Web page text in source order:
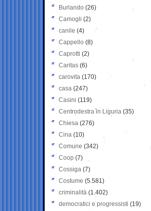
Burlando (26)
Camogli (2)
canile (4)
Cappello (8)
Caprotti (2)
Caritas (6)
carovita (170)
casa (247)
Casini (119)
Centrodestra in Liguria (35)
Chiesa (276)
Cina (10)
Comune (342)
Coop (7)
Cossiga (7)
Costume (5.581)
criminalità (1.402)
democratici e progressisti (19)